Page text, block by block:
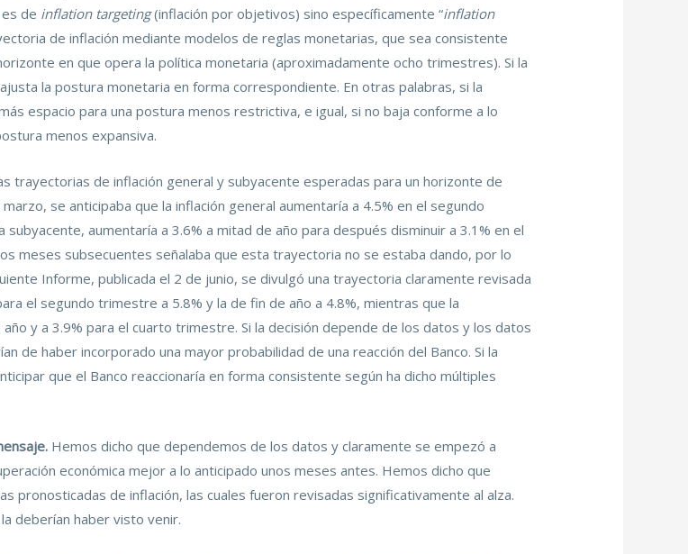
de inflation targeting(inflación por objetivos) sino específicamente “inflation
de inflación mediante modelos de reglas monetarias, que sea consistente
en que opera la política monetaria (aproximadamente ocho trimestres). Si la
la postura monetaria en forma correspondiente. En otras palabras, si la
espacio para una postura menos restrictiva, e igual, si no baja conforme a lo
menos expansiva.
trayectorias de inflación general y subyacente esperadas para un horizonte de
se anticipaba que la inflación general aumentaría a 4.5% en el segundo
aumentaría a 3.6% a mitad de año para después disminuir a 3.1% en el
meses subsecuentes señalaba que esta trayectoria no se estaba dando, por lo
Informe, publicada el 2 de junio, se divulgó una trayectoria claramente revisada
el segundo trimestre a 5.8% y la de fin de año a 4.8%, mientras que la
y a 3.9% para el cuarto trimestre. Si la decisión depende de los datos y los datos
de haber incorporado una mayor probabilidad de una reacción del Banco. Si la
que el Banco reaccionaría en forma consistente según ha dicho múltiples
Hemos dicho que dependemos de los datos y claramente se empezó a
económica mejor a lo anticipado unos meses antes. Hemos dicho que
pronosticadas de inflación, las cuales fueron revisadas significativamente al alza.
deberían haber visto venir.